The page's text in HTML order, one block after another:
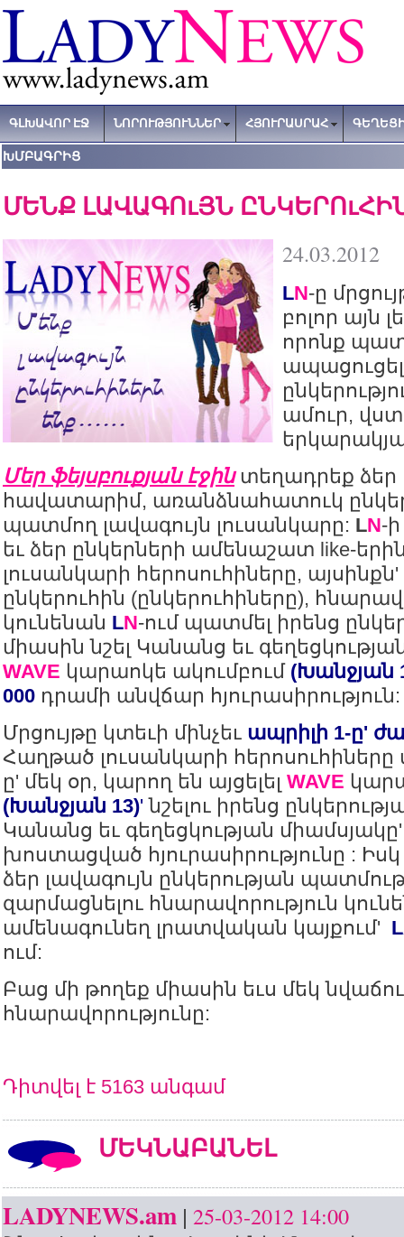
ԳԼԽԱՎՈՐ ԷՋ ՆՈՐՈՒԹՅՈՒՆՆԵՐ ՀՅՈՒՐԱՍՐԱՀ
ԽՄԲԱԳՐԻՑ
ՄԵՆՔ ԼԱՎԱԳՈւՅՆ
24.03.2012
LN-ը
բոլոր այն
որոնք
ամուր,
Մեր ֆեյսբուքյան էջինտեղադրեք ձեր
հավատարիմ, առանձնահատուկ
պատմող լավագույն լուսանկարը: LN-
եւ ձեր ընկերների ամենաշատ like-
լուսանկարի հերոսուհիները,
ընկերուհին (ընկերուհիները),
կունենան LN-ում պատմել իրենց
միասին նշել Կանանց եւ
WAVE կարաոկե ակումբում (Խանջյան
000 դրամի անվճար
Մրցույթը կտեւի մինչեւ ապրիլի 1-ը'
Հաղթած լուսանկարի հերոսուհիները
ը' մեկ օր, կարող են այցելել WAVE
(Խանջյան 13)' նշելու իրենց
Կանանց եւ գեղեցկության միամսյակը'
խոստացված հյուրասիրությունը : Իսկ
ձեր լավագույն ընկերության
զարմացնելու հնարավորություն
ամենագունեղ լրատվական կայքում'
ում:
Բաց մի թողեք միասին եւս մեկ
հնարավորությունը:
Դիտվել է 5163 անգամ
ՄԵԿՆԱԲԱՆԵԼ
LADYNEWS.am | 25-03-2012 14:00